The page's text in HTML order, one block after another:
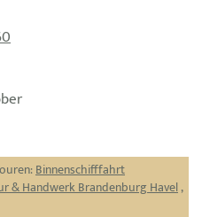
Binnenschifffahrt
& Handwerk Brandenburg Havel,